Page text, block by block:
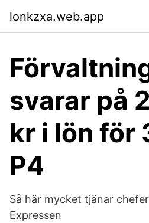
lonkzxa.web.app
svarar på
kr i lön för
P4
Så här mycket tjänar
Expressen